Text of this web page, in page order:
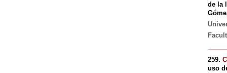
de la
259.
uso